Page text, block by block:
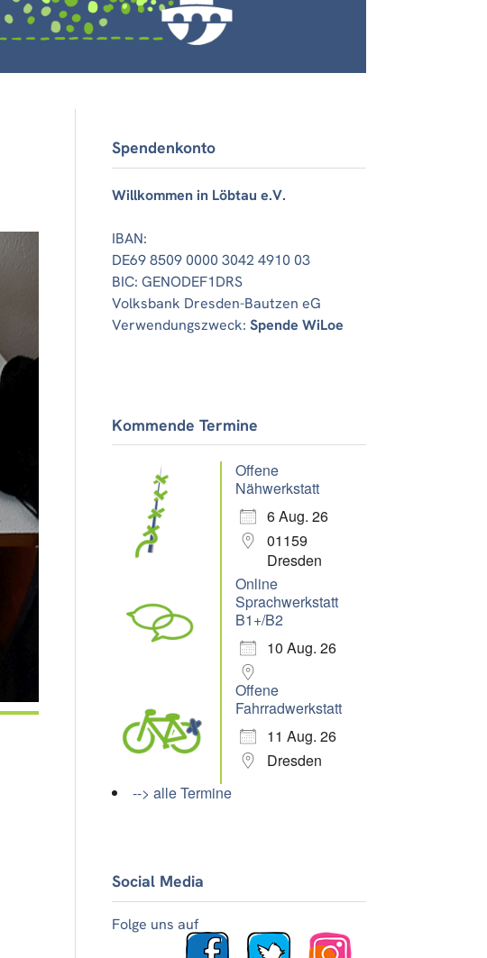
Office 365
Spendenkonto
Willkommen in Löbtau e.V.
IBAN:
DE69 8509 0000 3042 4910 03
BIC: GENODEF1DRS
Volksbank Dresden-Bautzen eG
Verwendungszweck:Spende WiLoe
Kommende Termine
Offene
Nähwerkstatt
6 Aug. 26
01159
Dresden
Online
Sprachwerkstatt
B1+/B2
10 Aug. 26
Offene
Fahrradwerkstatt
11 Aug. 26
Dresden
--> alle Termine
Social Media
Folge uns auf